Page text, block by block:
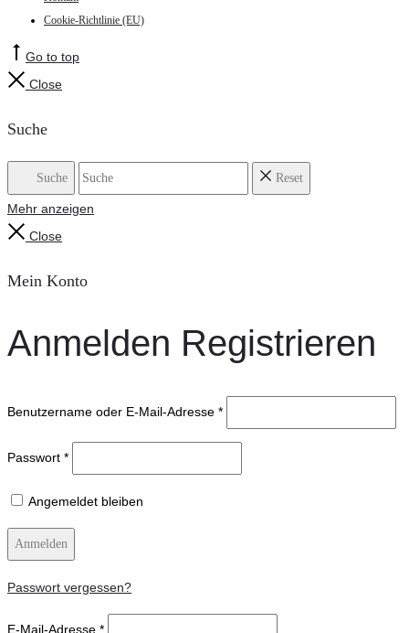
Cookie-Richtlinie (EU)
Go to top
Close
Suche
Suche Reset
Mehr anzeigen
Close
Mein Konto
Anmelden Registrieren
Benutzername oder E-Mail-Adresse *
Passwort *
Angemeldet bleiben
Anmelden
Passwort vergessen?
E-Mail-Adresse *